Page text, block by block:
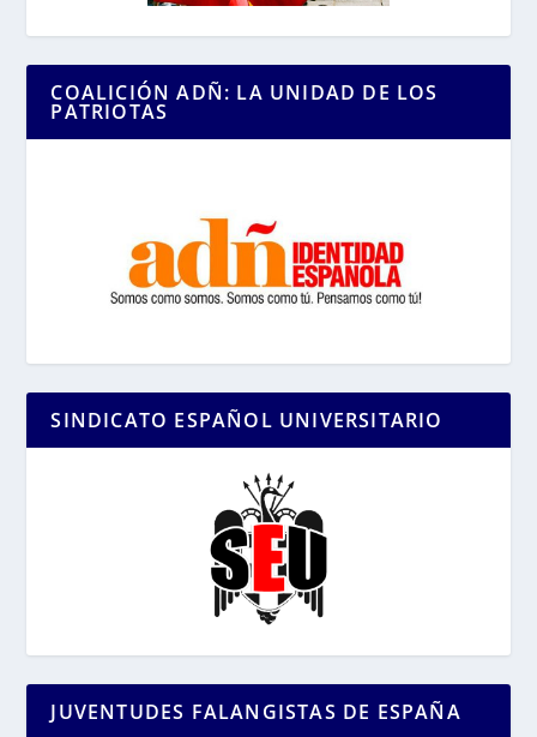
COALICIÓN ADÑ: LA UNIDAD DE LOS
PATRIOTAS
SINDICATO ESPAÑOL UNIVERSITARIO
JUVENTUDES FALANGISTAS DE ESPAÑA